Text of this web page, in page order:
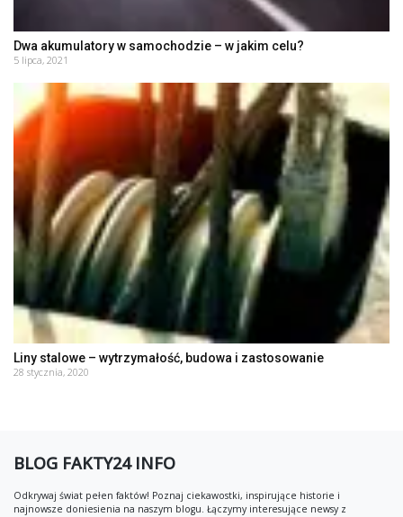
Dwa akumulatory w samochodzie – w jakim celu?
5 lipca, 2021
Liny stalowe – wytrzymałość, budowa i zastosowanie
28 stycznia, 2020
BLOG FAKTY24 INFO
Odkrywaj świat pełen faktów! Poznaj ciekawostki, inspirujące historie i
najnowsze doniesienia na naszym blogu. Łączymy interesujące newsy z